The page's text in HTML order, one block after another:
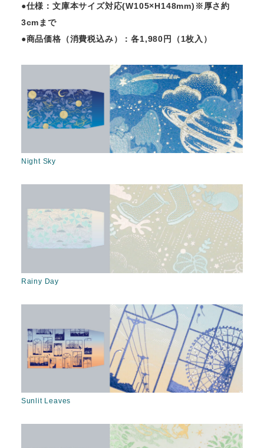
●仕様：文庫本サイズ対応(W105×H148mm)※厚さ約
3cmまで
●商品価格（消費税込み）：各1,980円（1枚入）
Night Sky
Rainy Day
Sunlit Leaves